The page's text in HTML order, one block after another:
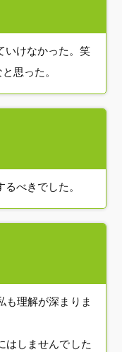
いけなかった。笑
思った。
べきでした。
も理解が深まりま
はしませんでした